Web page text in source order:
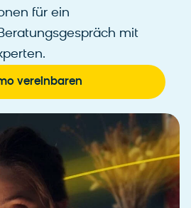
für ein
mit
vereinbaren